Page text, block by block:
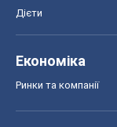
Дієти
Економіка
Ринки та компанії